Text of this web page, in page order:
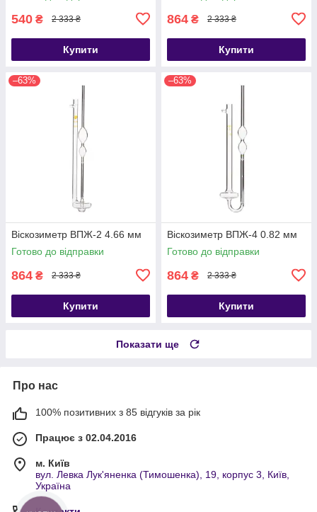
540 ₴ 2 333 ₴
Купити
864 ₴ 2 333 ₴
Купити
–63%
Віскозиметр ВПЖ-2 4.66 мм
Готово до відправки
864 ₴ 2 333 ₴
Купити
–63%
Віскозиметр ВПЖ-4 0.82 мм
Готово до відправки
864 ₴ 2 333 ₴
Купити
Показати ще
Про нас
100% позитивних з 85 відгуків за рік
Працює з 02.04.2016
м. Київ
вул. Левка Лук'яненка (Тимошенка), 19, корпус 3, Київ,
Україна